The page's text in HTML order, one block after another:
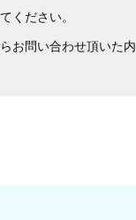
ください。
お問い合わせ頂いた内